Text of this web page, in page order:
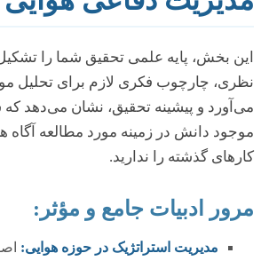
این بخش، پایه علمی تحقیق شما را
نظری، چارچوب فکری لازم برای تحلیل
می‌آورد و پیشینه تحقیق، نشان می‌دهد
موجود دانش در زمینه مورد مطالعه آگاه
کارهای گذشته را ندارید.
مرور ادبیات جامع و مؤثر:
مدیریت استراتژیک در حوزه هوایی: